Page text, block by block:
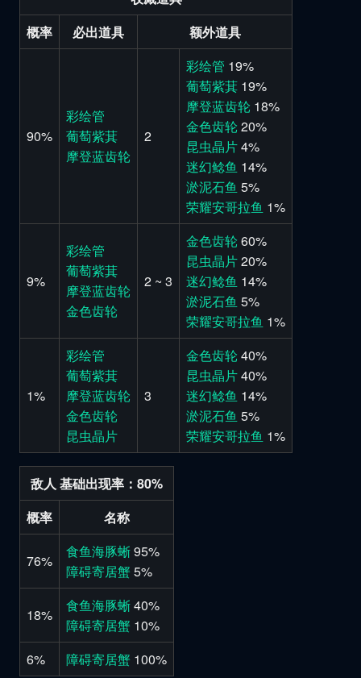
概率
必出道具 额外道具
90%
彩绘管
葡萄紫萁
摩登蓝齿轮
2
彩绘管 19%
葡萄紫萁 19%
摩登蓝齿轮 18%
金色齿轮 20%
昆虫晶片4%
迷幻鲶鱼 14%
淤泥石鱼 5%
荣耀安哥拉鱼 1%
9%
彩绘管
葡萄紫萁
摩登蓝齿轮
金色齿轮
2 ~ 3
金色齿轮 60%
昆虫晶片20%
迷幻鲶鱼 14%
淤泥石鱼 5%
荣耀安哥拉鱼 1%
1%
彩绘管
葡萄紫萁
摩登蓝齿轮
金色齿轮
昆虫晶片
3
金色齿轮 40%
昆虫晶片40%
迷幻鲶鱼 14%
淤泥石鱼 5%
荣耀安哥拉鱼 1%
敌人 基础出现率：80%
概率
名称
76%
食鱼海豚蜥95%
障碍寄居蟹5%
18%
食鱼海豚蜥40%
障碍寄居蟹 10%
6%
障碍寄居蟹 100%